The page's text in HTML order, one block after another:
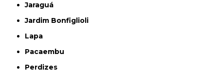
Jaraguá
Jardim Bonfiglioli
Lapa
Pacaembu
Perdizes